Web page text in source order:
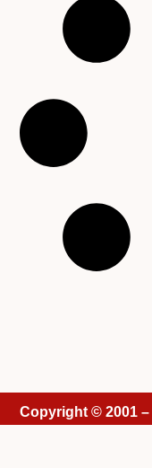
Copyright © 2001